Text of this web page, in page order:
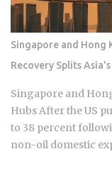
GPU designer.
niche suppliers in
critical thermal
(HBM) testing, and
required for the
companies operate
Samsung but
for the industry
Singapore and Hong
Recovery Splits
Singapore and
Hubs After the US
to 38 percent
non-oil domestic